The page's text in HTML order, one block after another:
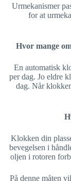
Urmekanismer
for at
Hvor mange
En automatisk
per dag. Jo eldre
dag. Når
Klokken din
bevegelsen i
oljen i rotoren
På denne måten